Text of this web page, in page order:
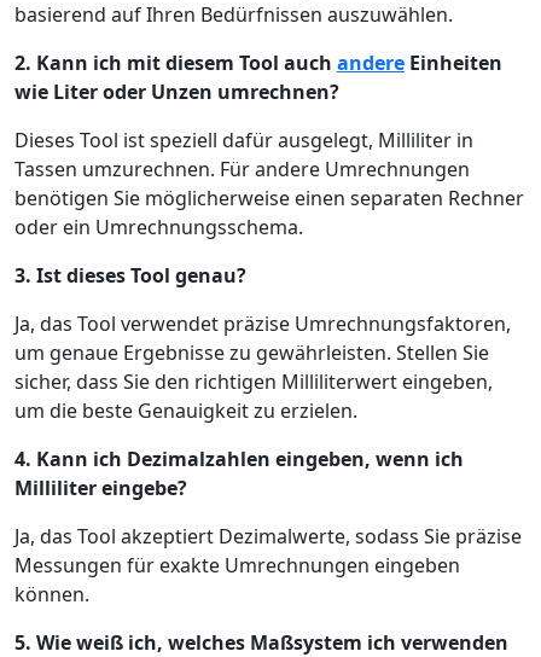
basierend auf Ihren Bedürfnissen auszuwählen.
2. Kann ich mit diesem Tool auch andere Einheiten
wie Liter oder Unzen umrechnen?
Dieses Tool ist speziell dafür ausgelegt, Milliliter in
Tassen umzurechnen. Für andere Umrechnungen
benötigen Sie möglicherweise einen separaten Rechner
oder ein Umrechnungsschema.
3. Ist dieses Tool genau?
Ja, das Tool verwendet präzise Umrechnungsfaktoren,
um genaue Ergebnisse zu gewährleisten. Stellen Sie
sicher, dass Sie den richtigen Milliliterwert eingeben,
um die beste Genauigkeit zu erzielen.
4. Kann ich Dezimalzahlen eingeben, wenn ich
Milliliter eingebe?
Ja, das Tool akzeptiert Dezimalwerte, sodass Sie präzise
Messungen für exakte Umrechnungen eingeben
können.
5. Wie weiß ich, welches Maßsystem ich verwenden